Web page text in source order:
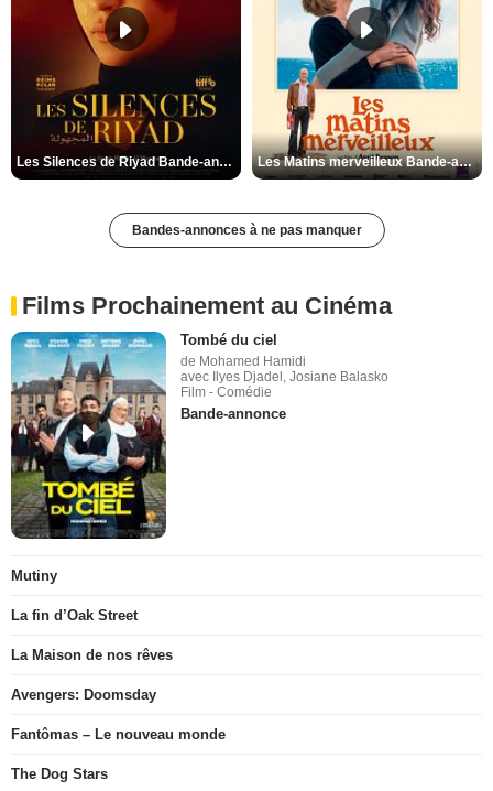
Les Silences de Riyad Bande-annonce VO STFR Les Matins merveilleux Bande-annonce VF
Bandes-annonces à ne pas manquer
Films Prochainement au Cinéma
Tombé du ciel
de Mohamed Hamidi
avec Ilyes Djadel, Josiane Balasko
Film - Comédie
Bande-annonce
Mutiny
La fin d’Oak Street
La Maison de nos rêves
Avengers: Doomsday
Fantômas – Le nouveau monde
The Dog Stars